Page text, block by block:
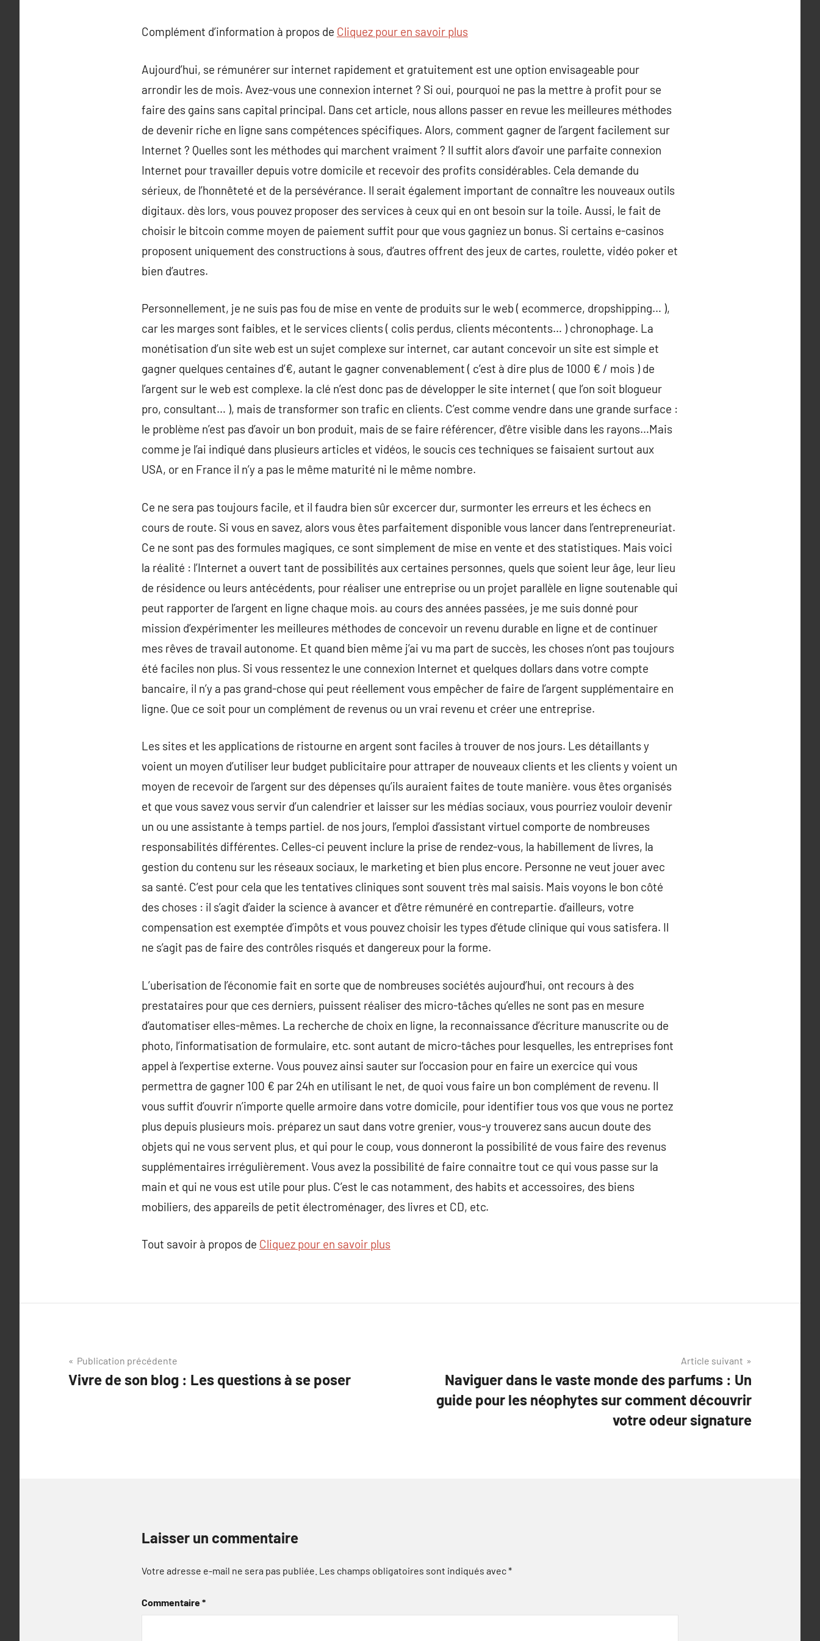
Complément d’information à propos de Cliquez pour en savoir plus
Aujourd’hui, se rémunérer sur internet rapidement et gratuitement est une option envisageable pour
arrondir les de mois. Avez-vous une connexion internet ? Si oui, pourquoi ne pas la mettre à profit pour se
faire des gains sans capital principal. Dans cet article, nous allons passer en revue les meilleures méthodes
de devenir riche en ligne sans compétences spécifiques. Alors, comment gagner de l’argent facilement sur
Internet ? Quelles sont les méthodes qui marchent vraiment ? Il suffit alors d’avoir une parfaite connexion
Internet pour travailler depuis votre domicile et recevoir des profits considérables. Cela demande du
sérieux, de l’honnêteté et de la persévérance. Il serait également important de connaître les nouveaux outils
digitaux. dès lors, vous pouvez proposer des services à ceux qui en ont besoin sur la toile. Aussi, le fait de
choisir le bitcoin comme moyen de paiement suffit pour que vous gagniez un bonus. Si certains e-casinos
proposent uniquement des constructions à sous, d’autres offrent des jeux de cartes, roulette, vidéo poker et
bien d’autres.
Personnellement, je ne suis pas fou de mise en vente de produits sur le web ( ecommerce, dropshipping… ),
car les marges sont faibles, et le services clients ( colis perdus, clients mécontents… ) chronophage. La
monétisation d’un site web est un sujet complexe sur internet, car autant concevoir un site est simple et
gagner quelques centaines d’€, autant le gagner convenablement ( c’est à dire plus de 1000 € / mois ) de
l’argent sur le web est complexe. la clé n’est donc pas de développer le site internet ( que l’on soit blogueur
pro, consultant… ), mais de transformer son trafic en clients. C’est comme vendre dans une grande surface :
le problème n’est pas d’avoir un bon produit, mais de se faire référencer, d’être visible dans les rayons…Mais
comme je l’ai indiqué dans plusieurs articles et vidéos, le soucis ces techniques se faisaient surtout aux
USA, or en France il n’y a pas le même maturité ni le même nombre.
Ce ne sera pas toujours facile, et il faudra bien sûr excercer dur, surmonter les erreurs et les échecs en
cours de route. Si vous en savez, alors vous êtes parfaitement disponible vous lancer dans l’entrepreneuriat.
Ce ne sont pas des formules magiques, ce sont simplement de mise en vente et des statistiques. Mais voici
la réalité : l’Internet a ouvert tant de possibilités aux certaines personnes, quels que soient leur âge, leur lieu
de résidence ou leurs antécédents, pour réaliser une entreprise ou un projet parallèle en ligne soutenable qui
peut rapporter de l’argent en ligne chaque mois. au cours des années passées, je me suis donné pour
mission d’expérimenter les meilleures méthodes de concevoir un revenu durable en ligne et de continuer
mes rêves de travail autonome. Et quand bien même j’ai vu ma part de succès, les choses n’ont pas toujours
été faciles non plus. Si vous ressentez le une connexion Internet et quelques dollars dans votre compte
bancaire, il n’y a pas grand-chose qui peut réellement vous empêcher de faire de l’argent supplémentaire en
ligne. Que ce soit pour un complément de revenus ou un vrai revenu et créer une entreprise.
Les sites et les applications de ristourne en argent sont faciles à trouver de nos jours. Les détaillants y
voient un moyen d’utiliser leur budget publicitaire pour attraper de nouveaux clients et les clients y voient un
moyen de recevoir de l’argent sur des dépenses qu’ils auraient faites de toute manière. vous êtes organisés
et que vous savez vous servir d’un calendrier et laisser sur les médias sociaux, vous pourriez vouloir devenir
un ou une assistante à temps partiel. de nos jours, l’emploi d’assistant virtuel comporte de nombreuses
responsabilités différentes. Celles-ci peuvent inclure la prise de rendez-vous, la habillement de livres, la
gestion du contenu sur les réseaux sociaux, le marketing et bien plus encore. Personne ne veut jouer avec
sa santé. C’est pour cela que les tentatives cliniques sont souvent très mal saisis. Mais voyons le bon côté
des choses : il s’agit d’aider la science à avancer et d’être rémunéré en contrepartie. d’ailleurs, votre
compensation est exemptée d’impôts et vous pouvez choisir les types d’étude clinique qui vous satisfera. Il
ne s’agit pas de faire des contrôles risqués et dangereux pour la forme.
L’uberisation de l’économie fait en sorte que de nombreuses sociétés aujourd’hui, ont recours à des
prestataires pour que ces derniers, puissent réaliser des micro-tâches qu’elles ne sont pas en mesure
d’automatiser elles-mêmes. La recherche de choix en ligne, la reconnaissance d’écriture manuscrite ou de
photo, l’informatisation de formulaire, etc. sont autant de micro-tâches pour lesquelles, les entreprises font
appel à l’expertise externe. Vous pouvez ainsi sauter sur l’occasion pour en faire un exercice qui vous
permettra de gagner 100 € par 24h en utilisant le net, de quoi vous faire un bon complément de revenu. Il
vous suffit d’ouvrir n’importe quelle armoire dans votre domicile, pour identifier tous vos que vous ne portez
plus depuis plusieurs mois. préparez un saut dans votre grenier, vous-y trouverez sans aucun doute des
objets qui ne vous servent plus, et qui pour le coup, vous donneront la possibilité de vous faire des revenus
supplémentaires irrégulièrement. Vous avez la possibilité de faire connaitre tout ce qui vous passe sur la
main et qui ne vous est utile pour plus. C’est le cas notamment, des habits et accessoires, des biens
mobiliers, des appareils de petit électroménager, des livres et CD, etc.
Tout savoir à propos de Cliquez pour en savoir plus
Navigation
de
Publication précédente
Vivre de son blog : Les questions à se poser
Article suivant
Naviguer dans le vaste monde des parfums : Un
guide pour les néophytes sur comment découvrir
votre odeur signature
Laisser un commentaire
Votre adresse e-mail ne sera pas publiée. Les champs obligatoires sont indiqués avec*
Commentaire*